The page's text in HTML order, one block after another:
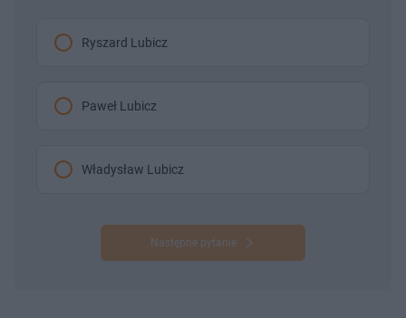
Ryszard Lubicz
Paweł Lubicz
Władysław Lubicz
Następne pytanie